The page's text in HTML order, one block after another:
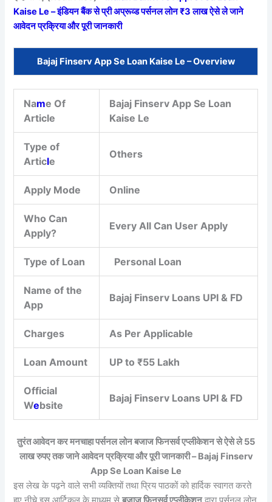
Kaise Le – इंडियन बैंक से प्री अप्रूव्ड पर्सनल लोन ₹3 लाख ऐसे ले जाने
आवेदन प्रक्रिया और पूरी जानकारी
Bajaj Finserv App Se Loan Kaise Le – Overview
Name Of
Article
Bajaj Finserv App Se Loan
Kaise Le
Type of
Article
Others
Apply Mode Online
Who Can
Apply?
Every All Can User Apply
Type of Loan Personal Loan
Name of the
App
Bajaj Finserv Loans UPI & FD
Charges As Per Applicable
Loan Amount UP to ₹55 Lakh
Official
Website
Bajaj Finserv Loans UPI & FD
तुरंत आवेदन कर मनचाहा पर्सनल लोन बजाज फिनसर्व एप्लीकेशन से ऐसे ले 55
लाख रुपए तक जाने आवेदन प्रक्रिया और पूरी जानकारी – Bajaj Finserv
App Se Loan Kaise Le
इस लेख के पढ़ने वाले सभी व्यक्तियों तथा प्रिय पाठकों को हार्दिक स्वागत करते